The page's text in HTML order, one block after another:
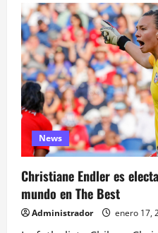
Lyon
con
Endler
de
titular
venció
a
la
Juventus
y
accedió
a
semis
de
Champions
League
News
Christiane Endler es
mundo en The Best
Administrador enero 17,